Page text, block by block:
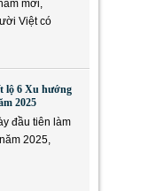
mới,
Việt có
lộ 6 Xu hướng
2025
đầu tiên làm
2025,